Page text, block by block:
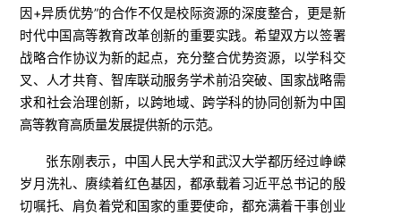
因+异质优势”的合作不仅是校际资源的深度整合，更是新
时代中国高等教育改革创新的重要实践。希望双方以签署
战略合作协议为新的起点，充分整合优势资源，以学科交
叉、人才共育、智库联动服务学术前沿突破、国家战略需
求和社会治理创新，以跨地域、跨学科的协同创新为中国
高等教育高质量发展提供新的示范。
张东刚表示，中国人民大学和武汉大学都历经过峥嵘
岁月洗礼、赓续着红色基因，都承载着习近平总书记的殷
切嘱托、肩负着党和国家的重要使命，都充满着干事创业